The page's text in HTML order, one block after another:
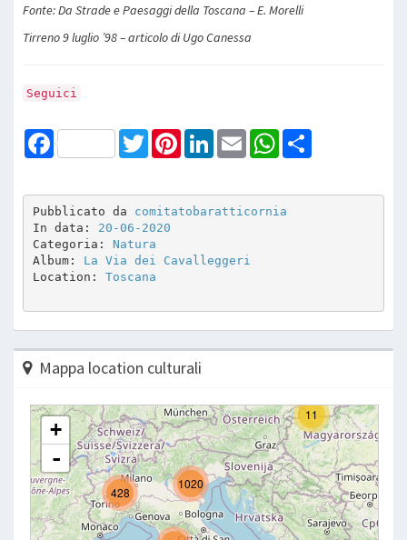
Fonte: Da Strade e Paesaggi della Toscana – E. Morelli
Tirreno 9 luglio ’98 – articolo di Ugo Canessa
Seguici
Facebook TwitterPinterestLinkedInEmail WhatsApp
Pubblicato da comitatobaratticornia
In data: 20-06-2020
Categoria: Natura
Album: La Via dei Cavalleggeri
Location: Toscana
Mappa location culturali